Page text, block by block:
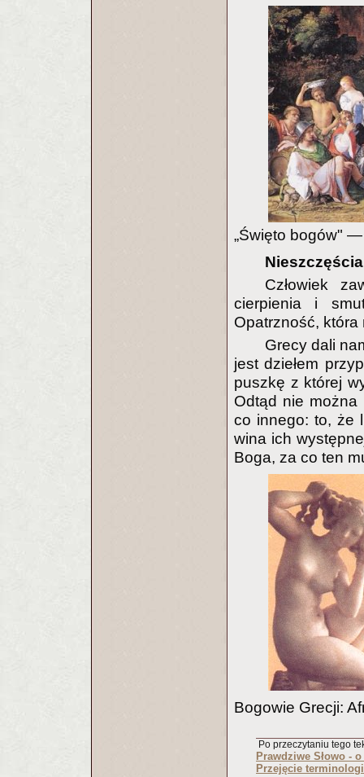
„Święto bogów"
Człowiek
cierpienia i
Opatrzność,
Grecy dali
jest dziełem
puszkę z której
Odtąd nie można
co innego: to, że
wina ich
Boga, za co ten
Bogowie Grecji:
Po przeczytaniu tego
Prawdziwe Słowo -
Przejęcie